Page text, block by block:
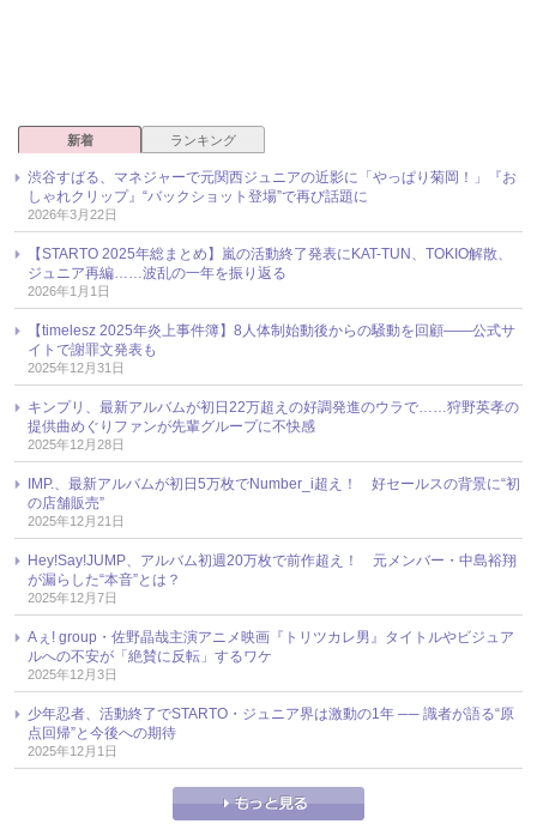
新着 ランキング
渋谷すばる、マネジャーで元関西ジュニアの近影に「やっぱり菊岡！」『お
しゃれクリップ』“バックショット登場”で再び話題に
2026年3月22日
【STARTO 2025年総まとめ】嵐の活動終了発表にKAT-TUN、TOKIO解散、
ジュニア再編……波乱の一年を振り返る
2026年1月1日
【timelesz 2025年炎上事件簿】8人体制始動後からの騒動を回顧――公式サ
イトで謝罪文発表も
2025年12月31日
キンプリ、最新アルバムが初日22万超えの好調発進のウラで……狩野英孝の
提供曲めぐりファンが先輩グループに不快感
2025年12月28日
IMP.、最新アルバムが初日5万枚でNumber_i超え！ 好セールスの背景に“初
の店舗販売”
2025年12月21日
Hey!Say!JUMP、アルバム初週20万枚で前作超え！ 元メンバー・中島裕翔
が漏らした“本音”とは？
2025年12月7日
Aぇ! group・佐野晶哉主演アニメ映画『トリツカレ男』タイトルやビジュア
ルへの不安が「絶賛に反転」するワケ
2025年12月3日
少年忍者、活動終了でSTARTO・ジュニア界は激動の1年 ── 識者が語る“原
点回帰”と今後への期待
2025年12月1日